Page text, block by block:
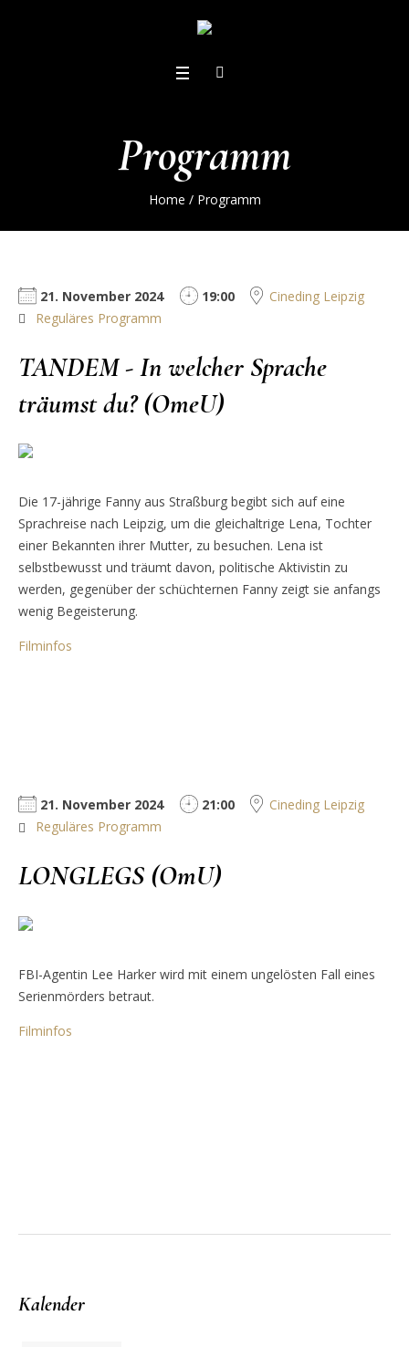
Programm
Home / Programm
21. November 2024 19:00
Cineding Leipzig
Reguläres Programm
TANDEM - In welcher Sprache
träumst du? (OmeU)
Die 17-jährige Fanny aus Straßburg begibt sich auf eine
Sprachreise nach Leipzig, um die gleichaltrige Lena, Tochter
einer Bekannten ihrer Mutter, zu besuchen. Lena ist
selbstbewusst und träumt davon, politische Aktivistin zu
werden, gegenüber der schüchternen Fanny zeigt sie anfangs
wenig Begeisterung.
Filminfos
21. November 2024 21:00
Cineding Leipzig
Reguläres Programm
LONGLEGS (OmU)
FBI-Agentin Lee Harker wird mit einem ungelösten Fall eines
Serienmörders betraut.
Filminfos
Kalender